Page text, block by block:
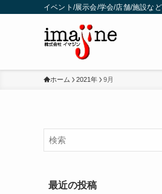
イベント/展示会/学会/店舗/施設な
ホーム 2021年 9月
最近の投稿